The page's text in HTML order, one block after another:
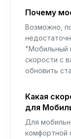
Почему
Возможно,
"Мобильный
скорости с
обновить
Какая
для
Для
комфортной